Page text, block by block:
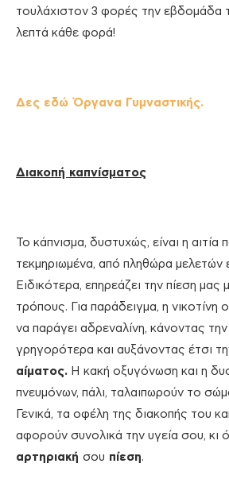
τουλάχιστον 3 φορές την εβδομάδα
λεπτά κάθε φορά!
Δες εδώ Όργανα Γυμναστικής.
Διακοπή καπνίσματος
Το κάπνισμα, δυστυχώς, είναι η αιτία
τεκμηριωμένα, από πληθώρα μελετών
Ειδικότερα, επηρεάζει την πίεση μας
τρόπους. Για παράδειγμα, η
να παράγει αδρεναλίνη, κάνοντας
γρηγορότερα και αυξάνοντας έτσι
αίματος. Η κακή οξυγόνωση και η
πνευμόνων, πάλι, ταλαιπωρούν το
Γενικά, τα οφέλη της διακοπής του
αφορούν συνολικά την υγεία σου, κι
αρτηριακή σου πίεση.